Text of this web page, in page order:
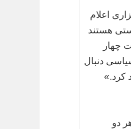
اعلام
هستند
چهار
دنبال
کرد.»
دو